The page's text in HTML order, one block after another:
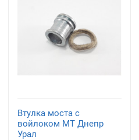
Втулка моста с
войлоком МТ Днепр
Урал